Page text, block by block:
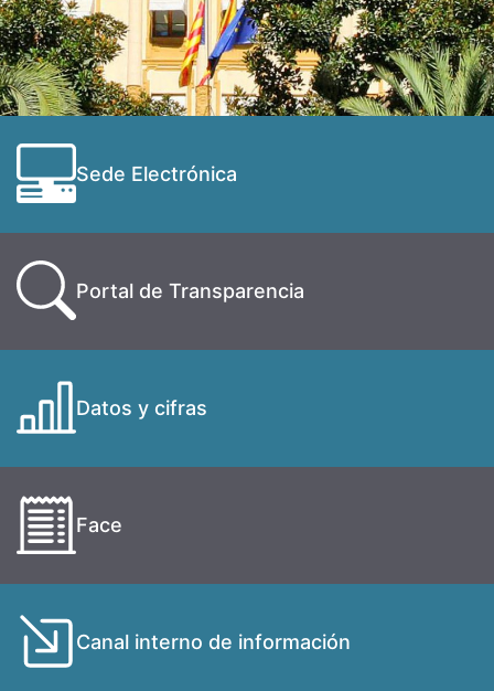
Sede Electrónica
Portal de Transparencia
Datos y cifras
Face
Canal interno de información